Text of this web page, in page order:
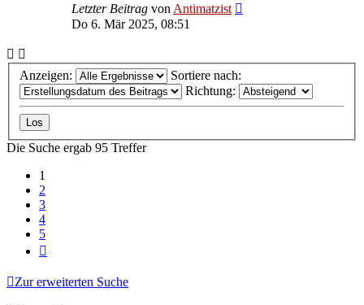
Letzter Beitrag von Antimatzist
Do 6. Mär 2025, 08:51
Anzeigen:
Sortiere nach:
Richtung:
Die Suche ergab 95 Treffer
1
2
3
4
5
Zur erweiterten Suche